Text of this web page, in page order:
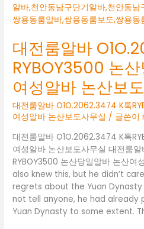
대전룸알바
RYBOY3500 논
여성알바 논산보
대전룸알바 O1O.2062.3474 K톡
여성알바 논산보도사무실 / 글쓴이
대전룸알바 O1O.2062.3474 K톡
여성알바 논산보도사무실 대전룸
RYBOY3500 논산당일알바 논산여
also knew this, but he didn’t
regrets about the Yuan
not tell anyone, he had
Yuan Dynasty to some extent.